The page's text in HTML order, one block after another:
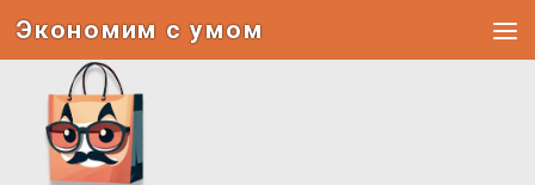
Под записью
Экономим с умом